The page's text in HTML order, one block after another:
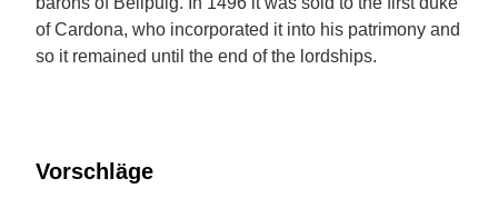
of Cardona, who incorporated it into his patrimony and
so it remained until the end of the lordships.
Vorschläge